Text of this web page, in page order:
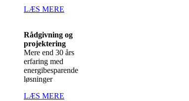
LÆS MERE
Rådgivning og
projektering
Mere end 30 års
erfaring med
energibesparende
løsninger
LÆS MERE